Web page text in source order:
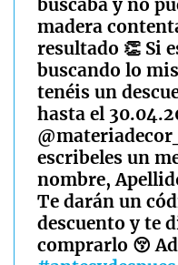
buscaba y no
madera
resultado 👏 Si
buscando lo
tenéis un
hasta el
escribeles un
nombre,
Te darán un
descuento y te
comprarlo 😚 Ad